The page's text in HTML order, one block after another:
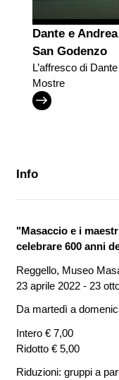
Dante e
San Godenzo
L’affresco di
nel luogo in cui il
l’esilio
Mostre
Info
"Masaccio e i
celebrare 600 anni
Reggello, Museo
23 aprile 2022 - 23
Da martedì a
Intero € 7,00
Ridotto € 5,00
Riduzioni: gruppi a